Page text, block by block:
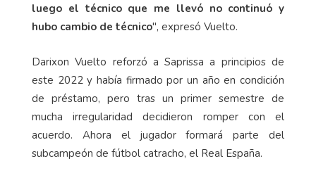
luego el técnico que me llevó no continuó y
hubo cambio de técnico", expresó Vuelto.
Darixon Vuelto reforzó a Saprissa a principios de
este 2022 y había firmado por un año en condición
de préstamo, pero tras un primer semestre de
mucha irregularidad decidieron romper con el
acuerdo. Ahora el jugador formará parte del
subcampeón de fútbol catracho, el Real España.